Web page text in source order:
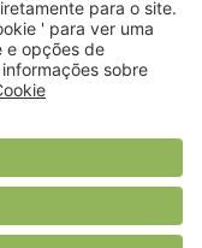
nutrição